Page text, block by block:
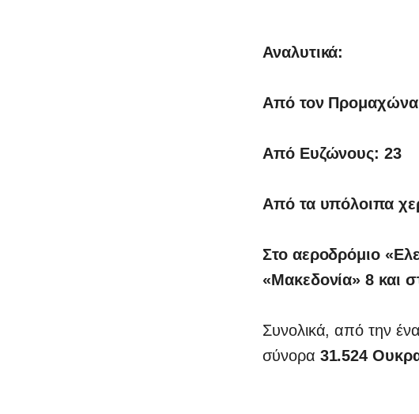
Αναλυτικά:
Από τον
Από Ευζώνους: 23
Από τα υπόλοιπα
Στο αεροδρόμιο
«Μακεδονία» 8 και
Συνολικά, από την
σύνορα 31.524